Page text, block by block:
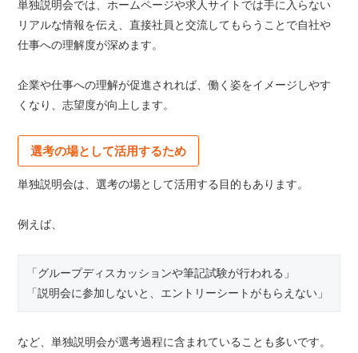
単独説明会では、ホームページや求人サイトでは手に入らない
リアルな情報を伝え、直接社員と交流してもらうことで自社や
仕事への理解度が深めます。
企業や仕事への理解が促進されれば、働く姿をイメージしやす
くなり、志望度が向上します。
選考の場として活用するため
単独説明会は、選考の場として活用する目的もあります。
例えば、
「グループディスカッションや筆記試験が行われる」
「説明会に参加しないと、エントリーシートがもらえない」
など、単独説明会が選考過程に含まれていることも多いです。